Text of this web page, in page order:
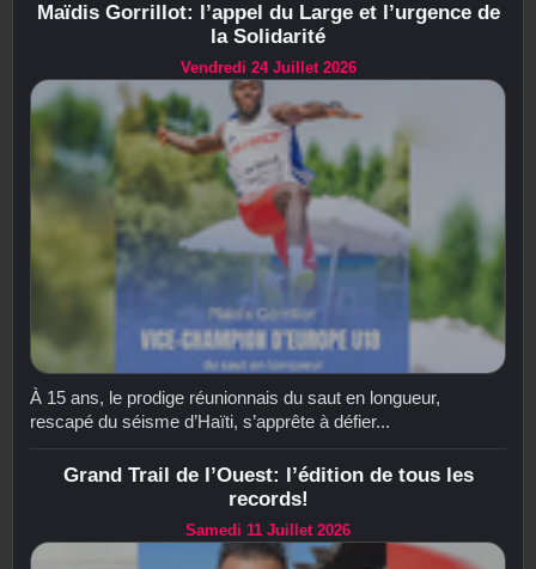
Maïdis Gorrillot: l’appel du Large et l’urgence de
la Solidarité
Vendredi 24 Juillet 2026
À 15 ans, le prodige réunionnais du saut en longueur,
rescapé du séisme d’Haïti, s’apprête à défier...
Grand Trail de l’Ouest: l’édition de tous les
records!
Samedi 11 Juillet 2026